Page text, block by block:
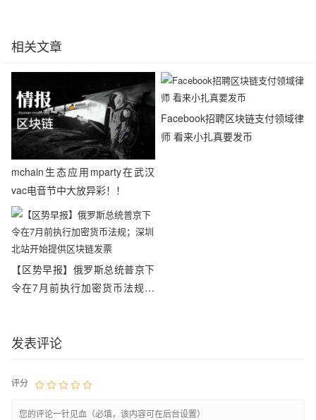
相关文章
mchain生态应用mparty在武汉
vac电音节中大放异彩！！
Facebook招聘区块链支付领域律
师 看来小扎真要发币
【区势早报】俄罗斯总统普京下
令在7月前执行加密货币法规；
发表评论
评分